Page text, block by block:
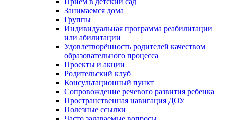
Прием в детский сад
Занимаемся дома
Группы
Индивидуальная программа реабилитации
или абилитации
Удовлетворённость родителей качеством
образовательного процесса
Проекты и акции
Родительский клуб
Консультационный пункт
Сопровождение речевого развития ребенка
Пространственная навигация ДОУ
Полезные ссылки